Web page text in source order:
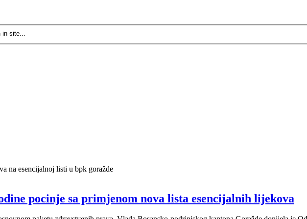
na esencijalnoj listi u bpk goražde
pocinje sa primjenom nova lista esencijalnih lijekova